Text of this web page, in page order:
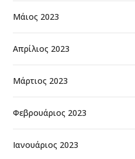
Μάιος 2023
Απρίλιος 2023
Μάρτιος 2023
Φεβρουάριος 2023
Ιανουάριος 2023